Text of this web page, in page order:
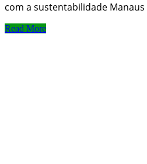
com a sustentabilidade Manaus
Read More